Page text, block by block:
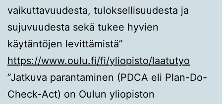
vaikuttavuudesta, tuloksellisuudesta ja
sujuvuudesta sekä tukee hyvien
käytäntöjen levittämistä”
https://www.oulu.fi/fi/yliopisto/laatutyo
”Jatkuva parantaminen (PDCA eli Plan-Do-
Check-Act) on Oulun yliopiston